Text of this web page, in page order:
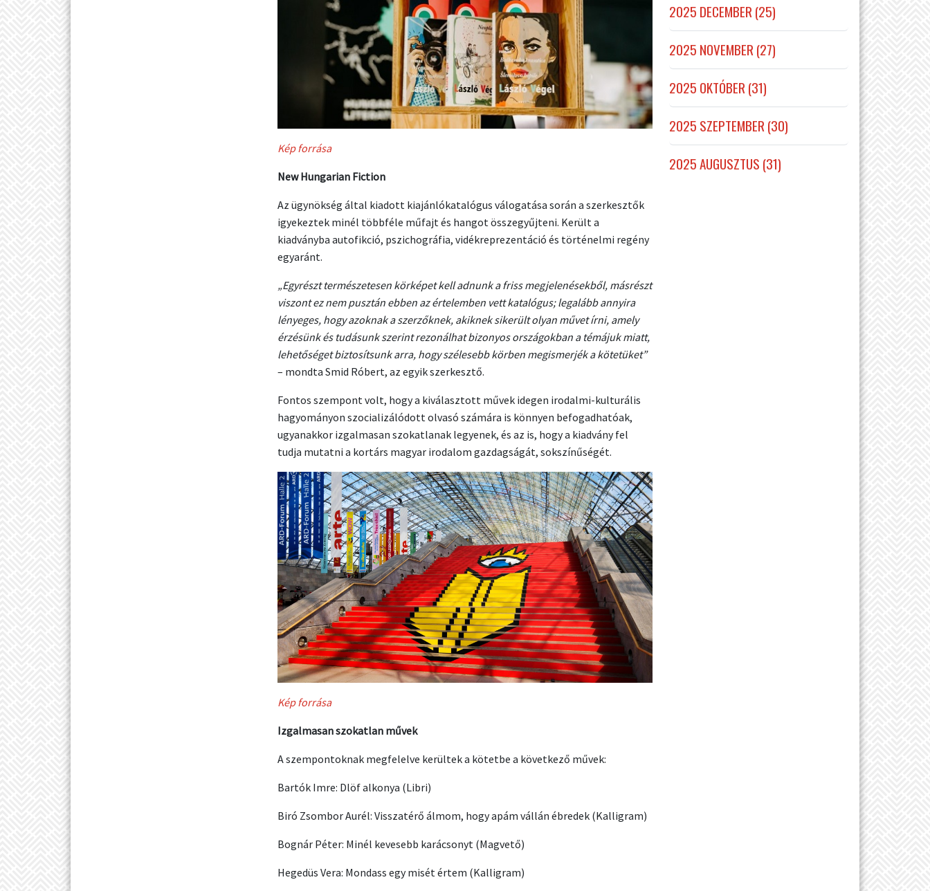
Kép forrása
New Hungarian Fiction
Az ügynökség által kiadott kiajánlókatalógus válogatása során a szerkesztők
igyekeztek minél többféle műfajt és hangot összegyűjteni. Került a
kiadványba autofikció, pszichográfia, vidékreprezentáció és történelmi regény
egyaránt.
„Egyrészt természetesen körképet kell adnunk a friss megjelenésekből, másrészt
viszont ez nem pusztán ebben az értelemben vett katalógus; legalább annyira
lényeges, hogy azoknak a szerzőknek, akiknek sikerült olyan művet írni, amely
érzésünk és tudásunk szerint rezonálhat bizonyos országokban a témájuk miatt,
lehetőséget biztosítsunk arra, hogy szélesebb körben megismerjék a kötetüket”
– mondta Smid Róbert, az egyik szerkesztő.
Fontos szempont volt, hogy a kiválasztott művek idegen irodalmi-kulturális
hagyományon szocializálódott olvasó számára is könnyen befogadhatóak,
ugyanakkor izgalmasan szokatlanak legyenek, és az is, hogy a kiadvány fel
tudja mutatni a kortárs magyar irodalom gazdagságát, sokszínűségét.
Kép forrása
Izgalmasan szokatlan művek
A szempontoknak megfelelve kerültek a kötetbe a következő művek:
Bartók Imre: Dlöf alkonya (Libri)
Biró Zsombor Aurél: Visszatérő álmom, hogy apám vállán ébredek (Kalligram)
Bognár Péter: Minél kevesebb karácsonyt (Magvető)
Hegedüs Vera: Mondass egy misét értem (Kalligram)
2025 DECEMBER (25)
2025 NOVEMBER (27)
2025 OKTÓBER (31)
2025 SZEPTEMBER (30)
2025 AUGUSZTUS (31)